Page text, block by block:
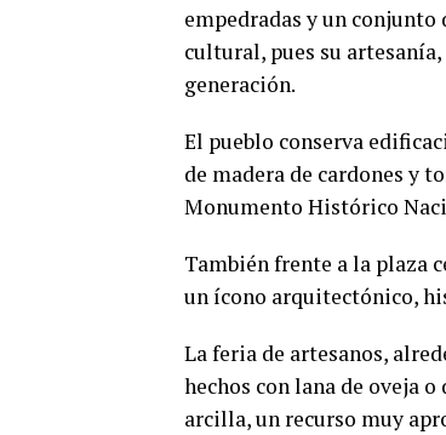
empedradas y un
cultural, pues su
generación.
El pueblo conserva
de madera de cardones y
Monumento Histórico
También frente a la plaza
un ícono arquitectónico,
La feria de artesanos,
hechos con lana de oveja
arcilla, un recurso muy